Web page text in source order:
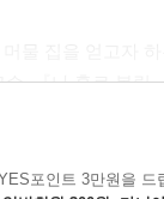
면서 나는 불평
, 『나 홀로 볼링
이면서 탁월한
신』, 『노동의 배
포인트 3만원을 드